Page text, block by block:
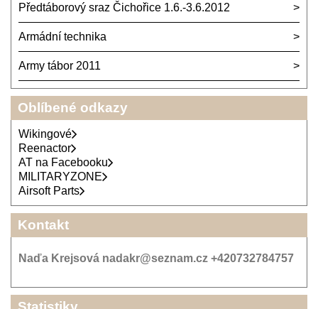
Předtáborový sraz Čichořice 1.6.-3.6.2012
Armádní technika
Army tábor 2011
Oblíbené odkazy
Wikingové
Reenactor
AT na Facebooku
MILITARYZONE
Airsoft Parts
Kontakt
Naďa Krejsová nadakr@seznam.cz +420732784757